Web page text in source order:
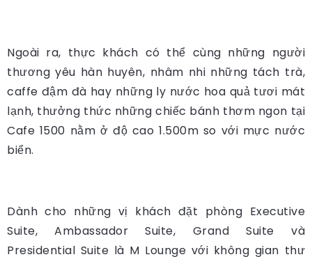
Ngoài ra, thực khách có thể cùng những người
thương yêu hàn huyên, nhâm nhi những tách trà,
caffe đậm đà hay những ly nước hoa quả tươi mát
lạnh, thưởng thức những chiếc bánh thơm ngon tại
Cafe 1500 nằm ở độ cao 1.500m so với mực nước
biển.
Dành cho những vị khách đặt phòng Executive
Suite, Ambassador Suite, Grand Suite và
Presidential Suite là M Lounge với không gian thư